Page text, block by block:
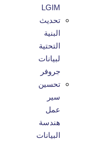
LGIM
تحديث
البنية
التحتية
لبيانات
جروفر
تحسين
سير
عمل
هندسة
البيانات